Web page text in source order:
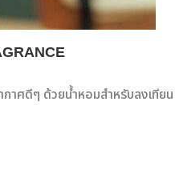
าศดีๆ ด้วยน้ำหอมสำหรับลงเที